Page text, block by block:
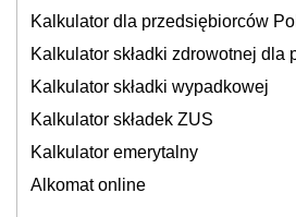
Kalkulator dla przedsiębiorców
Kalkulator składki zdrowotnej dla
Kalkulator składki wypadkowej
Kalkulator składek ZUS
Kalkulator emerytalny
Alkomat online